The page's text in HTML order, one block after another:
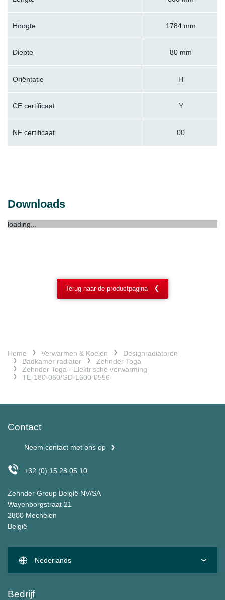
Hoogte 1784 mm
Diepte 80 mm
Oriëntatie H
CE certificaat Y
NF certificaat 00
Downloads
loading...
Terug naar de productpagina
Home Verwarmen & Koelen
Designradiatoren
Badkamer radiator
Zehnder Toga
Zehnder Toga - Elektrische verwarming
TE-180-060/GD-L600-0556
Contact
Neem contact met ons op
+32 (0) 15 28 05 10
Zehnder Group België NV/SA
Wayenborgstraat 21
2800 Mechelen
België
Nederlands
Bedrijf